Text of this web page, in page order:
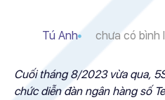
Tú Anh chưa có bình
Cuối tháng 8/2023 vừa qua,
chức diễn đàn ngân hàng số